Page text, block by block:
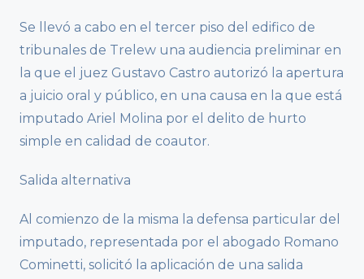
Se llevó a cabo en el tercer piso del edifico de
tribunales de Trelew una audiencia preliminar en
la que el juez Gustavo Castro autorizó la apertura
a juicio oral y público, en una causa en la que está
imputado Ariel Molina por el delito de hurto
simple en calidad de coautor.
Salida alternativa
Al comienzo de la misma la defensa particular del
imputado, representada por el abogado Romano
Cominetti, solicitó la aplicación de una salida